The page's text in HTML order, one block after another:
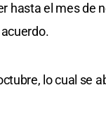
hasta el mes de
lo cual se